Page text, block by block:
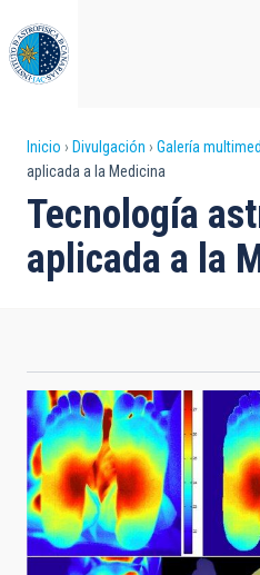
al
contenido
principal
Sobrescribir
enlaces
de
ayuda
navegación
Inicio Divulgación Galería
aplicada a la Medicina
Tecnología
aplicada a la